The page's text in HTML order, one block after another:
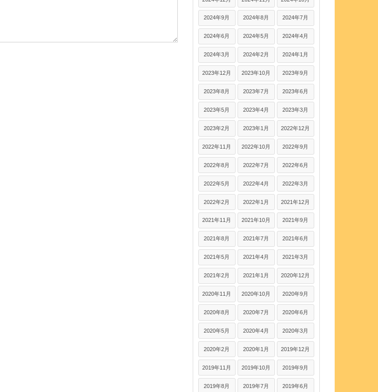
2024年9月 2024年8月 2024年7月
2024年6月 2024年5月 2024年4月
2024年3月 2024年2月 2024年1月
2023年12月 2023年10月 2023年9月
2023年8月 2023年7月 2023年6月
2023年5月 2023年4月 2023年3月
2023年2月 2023年1月 2022年12月
2022年11月 2022年10月 2022年9月
2022年8月 2022年7月 2022年6月
2022年5月 2022年4月 2022年3月
2022年2月 2022年1月 2021年12月
2021年11月 2021年10月 2021年9月
2021年8月 2021年7月 2021年6月
2021年5月 2021年4月 2021年3月
2021年2月 2021年1月 2020年12月
2020年11月 2020年10月 2020年9月
2020年8月 2020年7月 2020年6月
2020年5月 2020年4月 2020年3月
2020年2月 2020年1月 2019年12月
2019年11月 2019年10月 2019年9月
2019年8月 2019年7月 2019年6月